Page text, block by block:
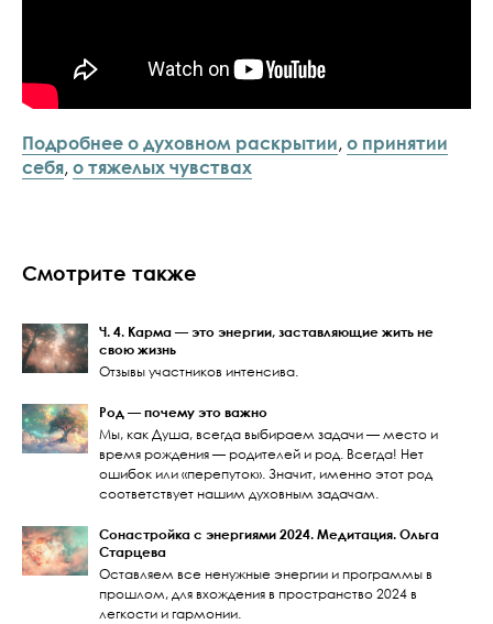
Подробнее о духовном раскрытии, о принятии
себя, о тяжелых чувствах
Смотрите также
Ч. 4. Карма — это энергии, заставляющие жить не
свою жизнь
Отзывы участников интенсива.
Род — почему это важно
Мы, как Душа, всегда выбираем задачи — место и
время рождения — родителей и род. Всегда! Нет
ошибок или «перепуток». Значит, именно этот род
соответствует нашим духовным задачам.
Сонастройка с энергиями 2024. Медитация. Ольга
Старцева
Оставляем все ненужные энергии и программы в
прошлом, для вхождения в пространство 2024 в
легкости и гармонии.